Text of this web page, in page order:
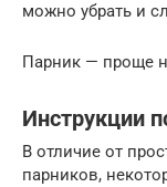
можно убрать и
Парник — проще
Инструкции
В отличие от
парников,